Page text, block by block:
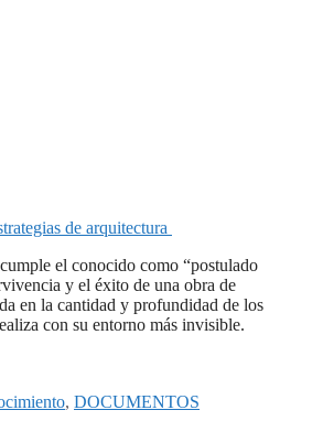
de arquitectura
el conocido como “postulado
y el éxito de una obra de
en la cantidad y profundidad de los
con su entorno más invisible.
, DOCUMENTOS